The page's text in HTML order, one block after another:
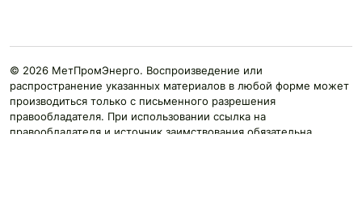
© 2026 МетПромЭнерго. Воспроизведение или
распространение указанных материалов в любой форме может
производиться только с письменного разрешения
правообладателя. При использовании ссылка на
правообладателя и источник заимствования обязательна.